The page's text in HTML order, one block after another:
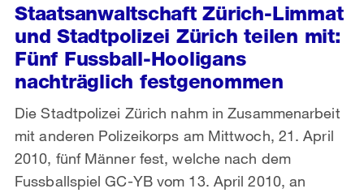
Staatsanwaltschaft Zürich-Limmat
und Stadtpolizei Zürich teilen mit:
Fünf Fussball-Hooligans
nachträglich festgenommen
Die Stadtpolizei Zürich nahm in Zusammenarbeit
mit anderen Polizeikorps am Mittwoch, 21. April
2010, fünf Männer fest, welche nach dem
Fussballspiel GC-YB vom 13. April 2010, an